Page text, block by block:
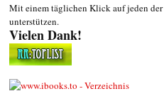
Mit einem täglichen Klick auf jeden
unterstützen.
Vielen Dank!